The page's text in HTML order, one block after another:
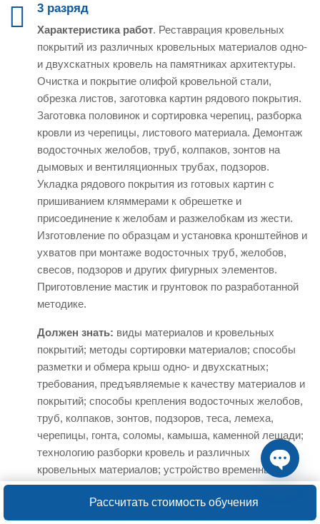
3 разряд
Характеристика работ. Реставрация кровельных
покрытий из различных кровельных материалов одно-
и двухскатных кровель на памятниках архитектуры.
Очистка и покрытие олифой кровельной стали,
обрезка листов, заготовка картин рядового покрытия.
Заготовка половинок и сортировка черепиц, разборка
кровли из черепицы, листового материала. Демонтаж
водосточных желобов, труб, колпаков, зонтов на
дымовых и вентиляционных трубах, подзоров.
Укладка рядового покрытия из готовых картин с
пришиванием кляммерами к обрешетке и
присоединение к желобам и разжелобкам из жести.
Изготовление по образцам и установка кронштейнов и
ухватов при монтаже водосточных труб, желобов,
свесов, подзоров и других фигурных элементов.
Приготовление мастик и грунтовок по разработанной
методике.
Должен знать: виды материалов и кровельных
покрытий; методы сортировки материалов; способы
разметки и обмера крыш одно- и двухскатных;
требования, предъявляемые к качеству материалов и
покрытий; способы крепления водосточных желобов,
труб, колпаков, зонтов, подзоров, теса, лемеха,
черепицы, гонта, соломы, камыша, каменной лещади;
технологию разборки кровель и различных
кровельных материалов; устройство временных
кровель для защиты конструкций при разборке. Open
Рассчитать стоимость обучения